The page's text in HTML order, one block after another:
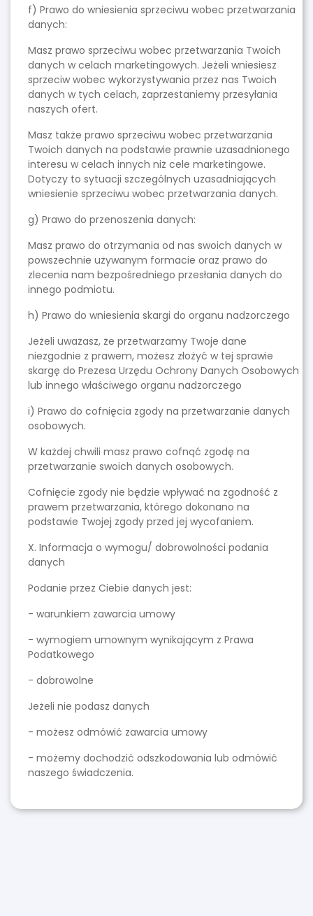
f) Prawo do wniesienia sprzeciwu wobec przetwarzania
danych:
Masz prawo sprzeciwu wobec przetwarzania Twoich
danych w celach marketingowych. Jeżeli wniesiesz
sprzeciw wobec wykorzystywania przez nas Twoich
danych w tych celach, zaprzestaniemy przesyłania
naszych ofert.
Masz także prawo sprzeciwu wobec przetwarzania
Twoich danych na podstawie prawnie uzasadnionego
interesu w celach innych niż cele marketingowe.
Dotyczy to sytuacji szczególnych uzasadniających
wniesienie sprzeciwu wobec przetwarzania danych.
g) Prawo do przenoszenia danych:
Masz prawo do otrzymania od nas swoich danych w
powszechnie używanym formacie oraz prawo do
zlecenia nam bezpośredniego przesłania danych do
innego podmiotu.
h) Prawo do wniesienia skargi do organu nadzorczego
Jeżeli uważasz, że przetwarzamy Twoje dane
niezgodnie z prawem, możesz złożyć w tej sprawie
skargę do Prezesa Urzędu Ochrony Danych Osobowych
lub innego właściwego organu nadzorczego
i) Prawo do cofnięcia zgody na przetwarzanie danych
osobowych.
W każdej chwili masz prawo cofnąć zgodę na
przetwarzanie swoich danych osobowych.
Cofnięcie zgody nie będzie wpływać na zgodność z
prawem przetwarzania, którego dokonano na
podstawie Twojej zgody przed jej wycofaniem.
X. Informacja o wymogu/ dobrowolności podania
danych
Podanie przez Ciebie danych jest:
- warunkiem zawarcia umowy
- wymogiem umownym wynikającym z Prawa
Podatkowego
- dobrowolne
Jeżeli nie podasz danych
- możesz odmówić zawarcia umowy
- możemy dochodzić odszkodowania lub odmówić
naszego świadczenia.